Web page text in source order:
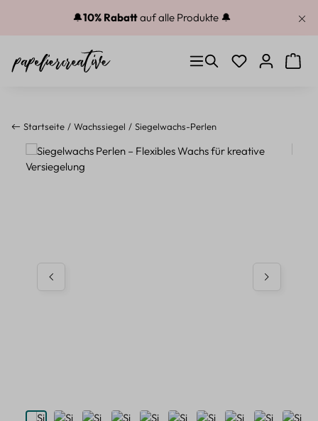
Zum Hauptinhalt springen
🔔10% Rabattauf alle Produkte 🔔
Du hast 0
Startseite Wachssiegel Siegelwachs-Perlen
Bildergalerie überspringen